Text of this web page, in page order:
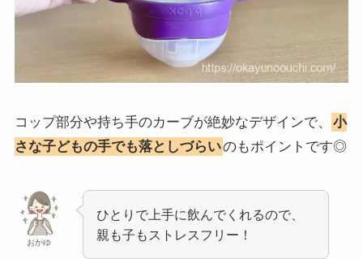
コップ部分や持ち手のカーブが絶妙なデザインで、
小
さな子どもの手でも落としづらいのもポイントです◎
おかゆ
ひとりで上手に飲んでくれるので、
親も子もストレスフリー！